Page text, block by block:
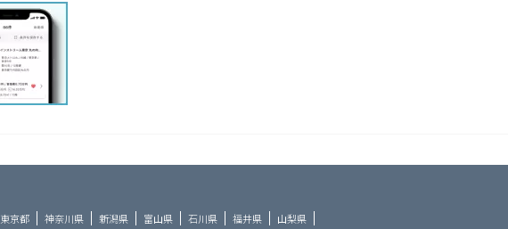
東京都 神奈川県 新潟県 富山県 石川県 福井県
山梨県